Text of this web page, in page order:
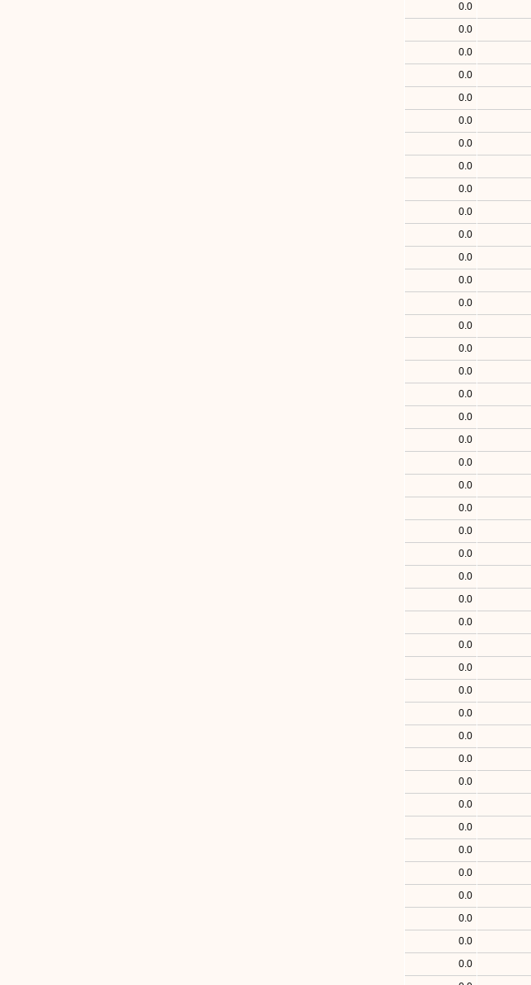
0.0
0.0
0.0
0.0
0.0
0.0
0.0
0.0
0.0
0.0
0.0
0.0
0.0
0.0
0.0
0.0
0.0
0.0
0.0
0.0
0.0
0.0
0.0
0.0
0.0
0.0
0.0
0.0
0.0
0.0
0.0
0.0
0.0
0.0
0.0
0.0
0.0
0.0
0.0
0.0
0.0
0.0
0.0